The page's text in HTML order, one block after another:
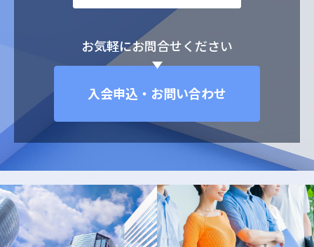
お気軽にお問合せください
入会申込・お問い合わせ